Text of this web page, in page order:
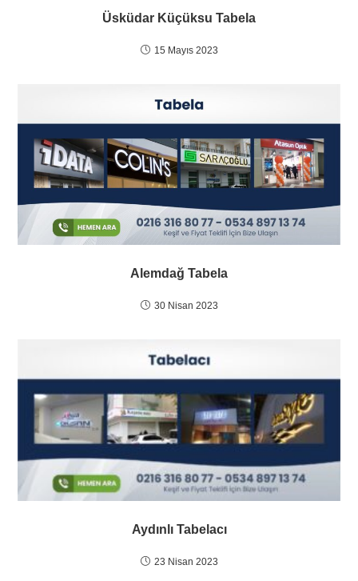
Üsküdar Küçüksu Tabela
15 Mayıs 2023
Alemdağ Tabela
30 Nisan 2023
Aydınlı Tabelacı
23 Nisan 2023